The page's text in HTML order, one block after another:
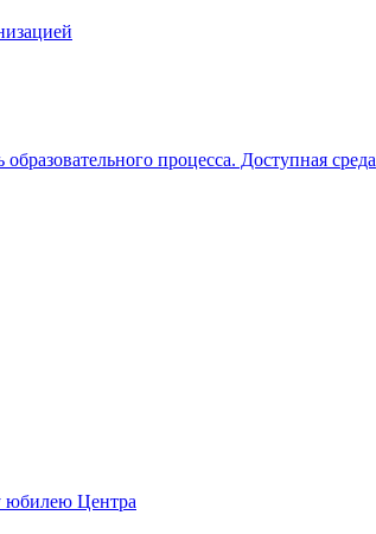
процесса. Доступная среда
юбилею Центра